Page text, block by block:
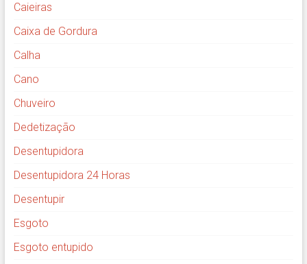
Caieiras
Caixa de Gordura
Calha
Cano
Chuveiro
Dedetização
Desentupidora
Desentupidora 24 Horas
Desentupir
Esgoto
Esgoto entupido